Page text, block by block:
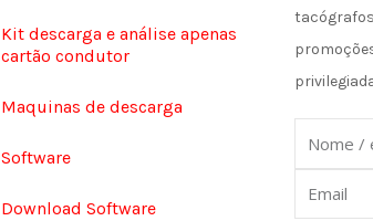
Kit descarga e análise apenas
cartão condutor
Maquinas de descarga
Software
Download Software
Email